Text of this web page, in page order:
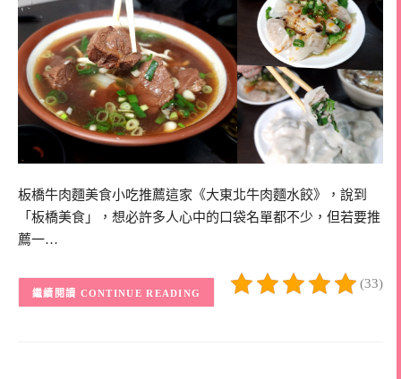
板橋牛肉麵美食小吃推薦這家《大東北牛肉麵水餃》，說到
「板橋美食」，想必許多人心中的口袋名單都不少，但若要推
薦一…
(33)
CONTINUE READING